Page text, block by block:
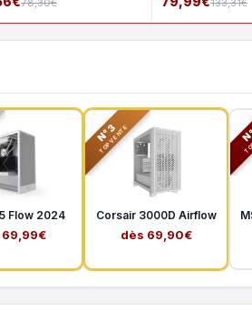
78,30€ 133,31€
Flow 2024
69,99€
N°3
TOP VENTE
Corsair 3000D Airflow
dès 69,90€